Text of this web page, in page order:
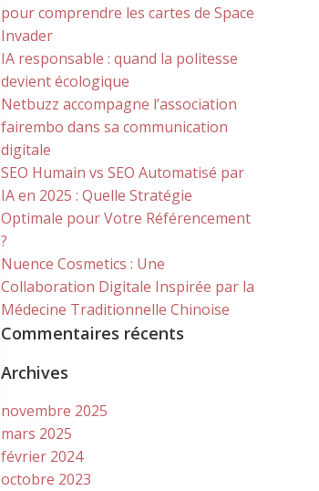
pour comprendre les cartes de Space
Invader
IA responsable : quand la politesse
devient écologique
Netbuzz accompagne l’association
fairembo dans sa communication
digitale
SEO Humain vs SEO Automatisé par
IA en 2025 : Quelle Stratégie
Optimale pour Votre Référencement
?
Nuence Cosmetics : Une
Collaboration Digitale Inspirée par la
Médecine Traditionnelle Chinoise
Commentaires récents
Archives
novembre 2025
mars 2025
février 2024
octobre 2023